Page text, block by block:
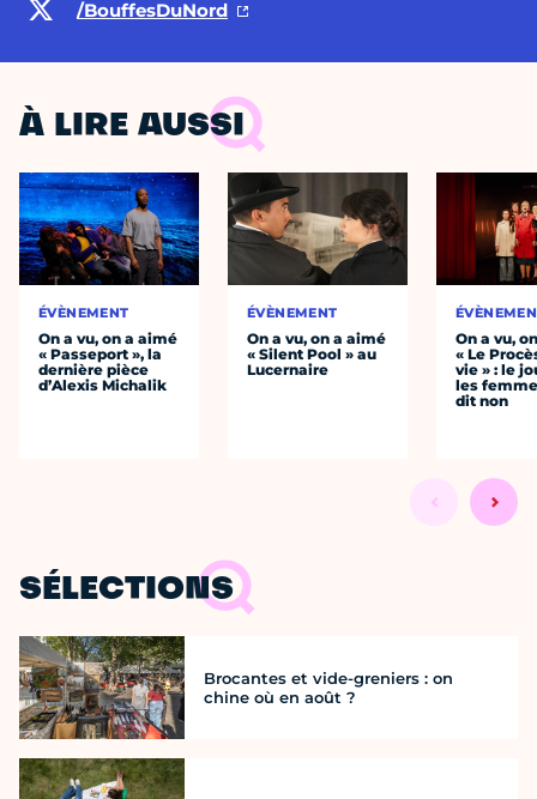
/BouffesDuNord
À LIRE AUSSI
ÉVÈNEMENT
On a vu, on a aimé
« Passeport », la
dernière pièce
d’Alexis Michalik
ÉVÈNEMENT
On a vu, on a aimé
« Silent Pool » au
Lucernaire
On a vu,
« Le
vie » : le
les
dit non
SÉLECTIONS
Brocantes et vide-greniers : on
chine où en août ?